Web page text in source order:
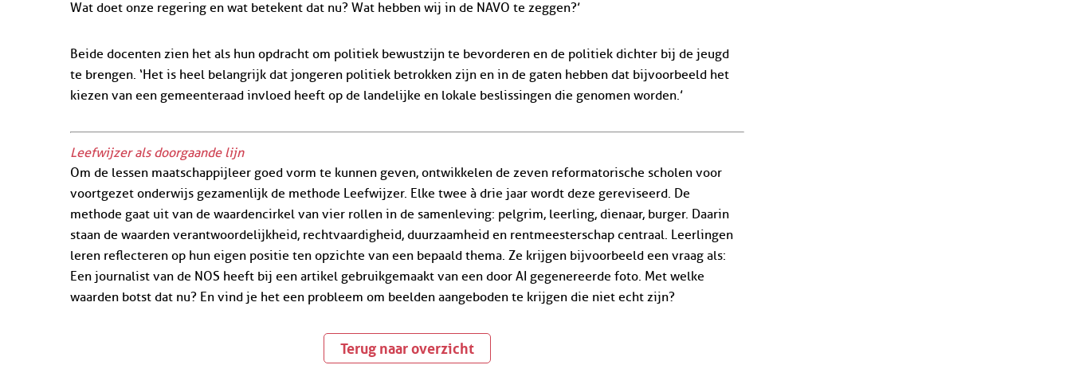
Wat doet onze regering en wat betekent dat nu? Wat hebben wij in de NAVO te zeggen?’
Beide docenten zien het als hun opdracht om politiek bewustzijn te bevorderen en de politiek dichter bij de jeugd
te brengen. ‘Het is heel belangrijk dat jongeren politiek betrokken zijn en in de gaten hebben dat bijvoorbeeld het
kiezen van een gemeenteraad invloed heeft op de landelijke en lokale beslissingen die genomen worden.’
Leefwijzer als doorgaande lijn
Om de lessen maatschappijleer goed vorm te kunnen geven, ontwikkelen de zeven reformatorische scholen voor
voortgezet onderwijs gezamenlijk de methode Leefwijzer. Elke twee à drie jaar wordt deze gereviseerd. De
methode gaat uit van de waardencirkel van vier rollen in de samenleving: pelgrim, leerling, dienaar, burger. Daarin
staan de waarden verantwoordelijkheid, rechtvaardigheid, duurzaamheid en rentmeesterschap centraal. Leerlingen
leren reflecteren op hun eigen positie ten opzichte van een bepaald thema. Ze krijgen bijvoorbeeld een vraag als:
Een journalist van de NOS heeft bij een artikel gebruikgemaakt van een door AI gegenereerde foto. Met welke
waarden botst dat nu? En vind je het een probleem om beelden aangeboden te krijgen die niet echt zijn?
Terug naar overzicht